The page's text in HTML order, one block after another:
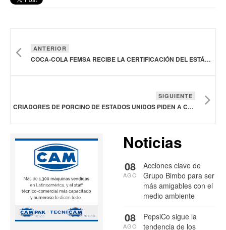
ANTERIOR
COCA-COLA FEMSA RECIBE LA CERTIFICACIÓN DEL ESTÁNDAR INTERNACIONAL “ALLIANCE FOR WATER STEWARDSHIP” AWS
SIGUIENTE
CRIADORES DE PORCINO DE ESTADOS UNIDOS PIDEN A CANADÁ NO APLICAR ARANCELES A LA CARNE DE CERDO
Noticias
Acciones clave de
Grupo Bimbo para ser
más amigables con el
medio ambiente
08
AGO
PepsiCo sigue la
tendencia de los
08
AGO